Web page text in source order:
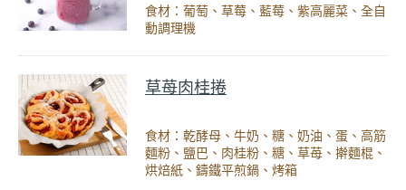
食材：葡萄、草莓、藍莓、紫高麗菜、全自
動調理機
草苺肉桂捲
食材：乾酵母、牛奶、糖、奶油、蛋、高筋
麵粉、鹽巴、肉桂粉、糖、草苺、擀麵棍、
烘焙紙、鑄鐵平煎鍋、烤箱